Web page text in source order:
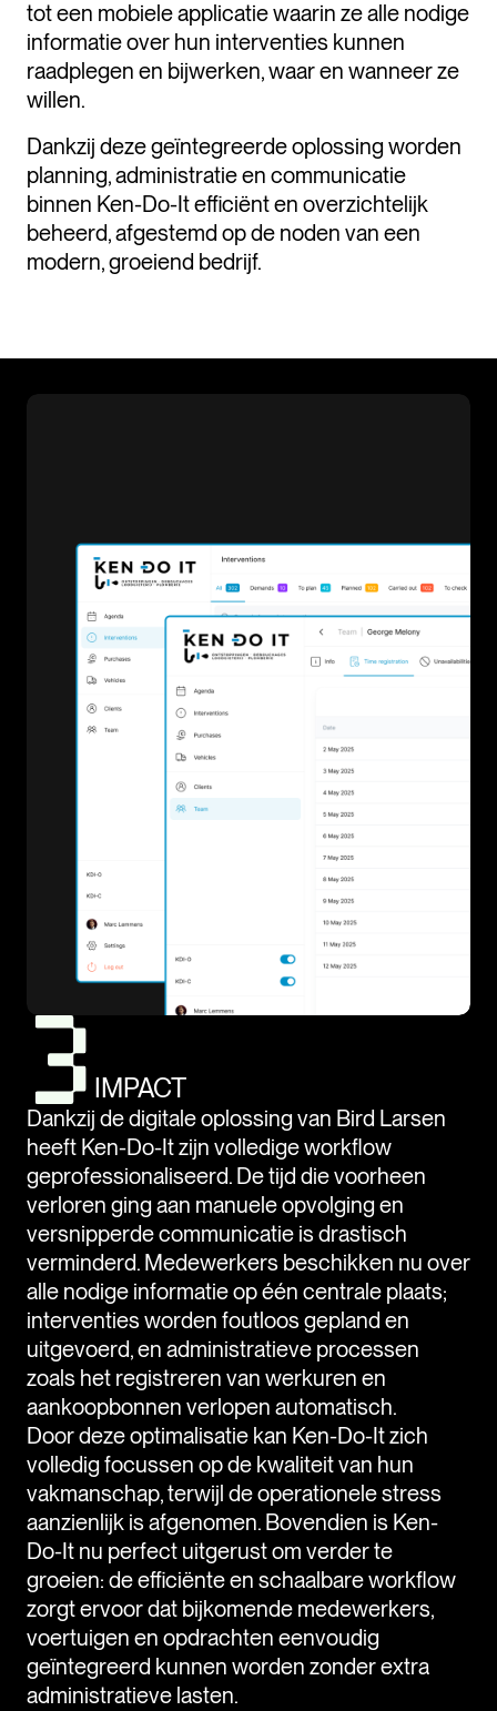
tot een mobiele applicatie waarin ze alle nodige
informatie over hun interventies kunnen
raadplegen en bijwerken, waar en wanneer ze
willen.
Dankzij deze geïntegreerde oplossing worden
planning, administratie en communicatie
binnen Ken-Do-It efficiënt en overzichtelijk
beheerd, afgestemd op de noden van een
modern, groeiend bedrijf.
IMPACT
Dankzij de digitale oplossing van Bird Larsen
heeft Ken-Do-It zijn volledige workflow
geprofessionaliseerd. De tijd die voorheen
verloren ging aan manuele opvolging en
versnipperde communicatie is drastisch
verminderd. Medewerkers beschikken nu over
alle nodige informatie op één centrale plaats;
interventies worden foutloos gepland en
uitgevoerd, en administratieve processen
zoals het registreren van werkuren en
aankoopbonnen verlopen automatisch.
Door deze optimalisatie kan Ken-Do-It zich
volledig focussen op de kwaliteit van hun
vakmanschap, terwijl de operationele stress
aanzienlijk is afgenomen. Bovendien is Ken-
Do-It nu perfect uitgerust om verder te
groeien: de efficiënte en schaalbare workflow
zorgt ervoor dat bijkomende medewerkers,
voertuigen en opdrachten eenvoudig
geïntegreerd kunnen worden zonder extra
administratieve lasten.